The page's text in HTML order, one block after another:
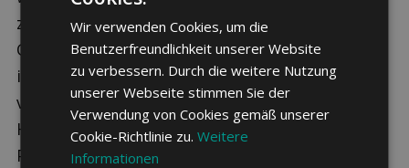
zwischen 4 Modellen und 6 Franchise-Stufen.
Optional lässt sich eine Unfalldeckung
integrieren. Abhängig vom Alter der
versicherten Person ergibt sich daraus die
Höhe der monatlichen Grundversicherungs-
Prämie.
Wir verwenden Cookies, um die
Benutzerfreundlichkeit unserer Website
zu verbessern. Durch die weitere Nutzung
unserer Webseite stimmen Sie der
Verwendung von Cookies gemäß unserer
Cookie-Richtlinie zu.Weitere
Informationen